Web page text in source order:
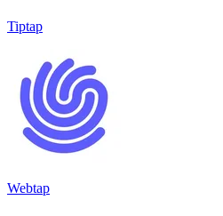
Tiptap
Webtap